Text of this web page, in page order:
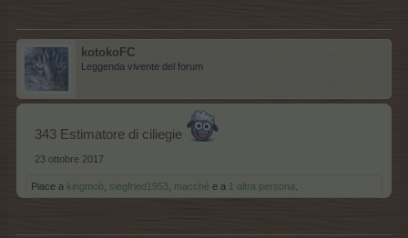
kotokoFC
Leggenda vivente del forum
343 Estimatore di ciliegie
23 ottobre 2017
Piace a kingmob siegfried1953 macchè e a 1 altra persona